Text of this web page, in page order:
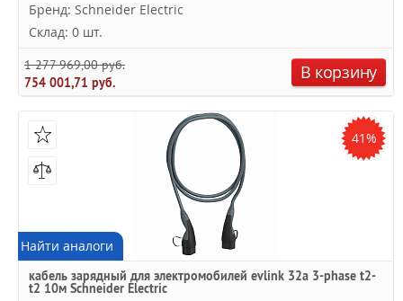
Бренд: Schneider Electric
Склад: 0 шт.
1 277 969,00 руб.
754 001,71 руб.
В корзину
41%
Найти аналоги
кабель зарядный для электромобилей evlink 32a 3-phase t2-
t2 10м Schneider Electric